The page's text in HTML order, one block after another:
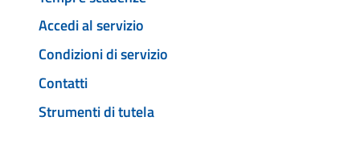
Accedi al servizio
Condizioni di servizio
Contatti
Strumenti di tutela